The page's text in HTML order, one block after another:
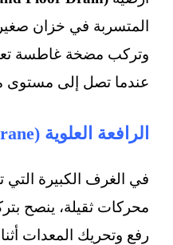
المتسربة في خزان
وتركب مضخة غاطسة
عندما تصل إلى مستوى
الرافعة العلوية (Overhead Crane)
في الغرف الكبيرة
محركات ثقيلة، ينصح
رفع وتحريك المعدات